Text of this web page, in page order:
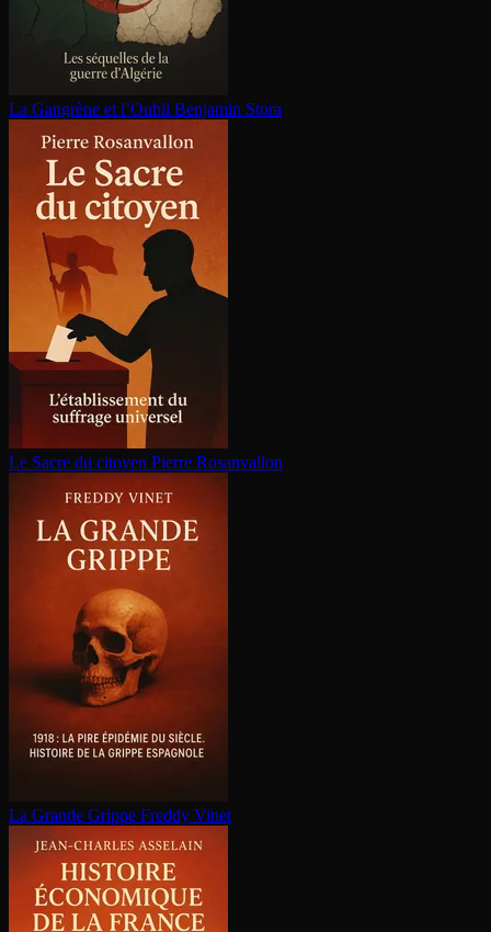
La Gangrène et l’Oubli Benjamin Stora
Le Sacre du citoyen Pierre Rosanvallon
La Grande Grippe Freddy Vinet